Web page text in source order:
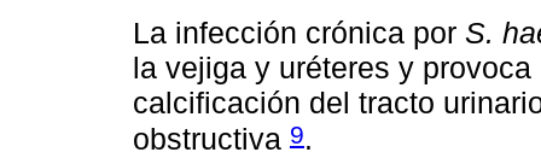
La infección crónica por S.
la vejiga y uréteres y
calcificación del tracto
obstructiva 9.